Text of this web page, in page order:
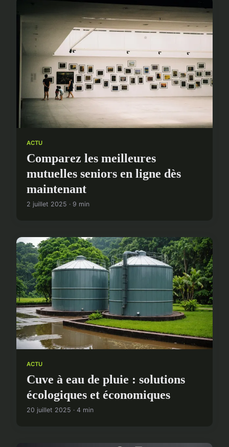
ACTU
Comparez les meilleures
mutuelles seniors en ligne dès
maintenant
2 juillet 2025 · 9 min
ACTU
Cuve à eau de pluie : solutions
écologiques et économiques
20 juillet 2025 · 4 min